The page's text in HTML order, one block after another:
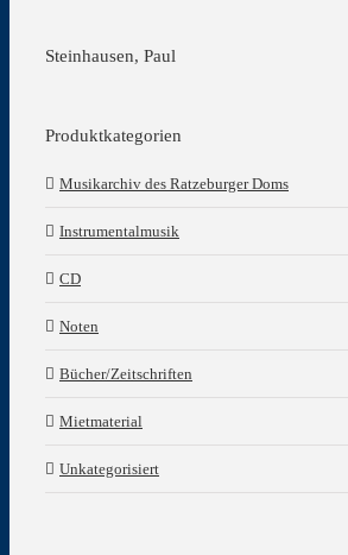
Steinhausen, Paul
Produktkategorien
Musikarchiv des Ratzeburger Doms
Instrumentalmusik
CD
Noten
Bücher/Zeitschriften
Mietmaterial
Unkategorisiert